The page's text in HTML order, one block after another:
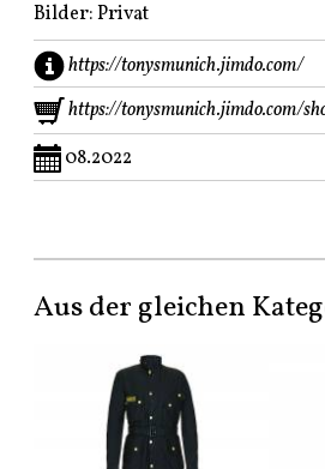
Bilder: Privat
https://tonysmunich.jimdo.com/
https://tonysmunich.jimdo.com/
08.2022
Aus der gleichen